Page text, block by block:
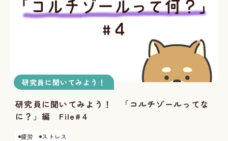
研究員に聞いてみよう！
研究員に聞いてみよう！ 「コルチゾールってな
に？」編 File#４
疲労 ストレス